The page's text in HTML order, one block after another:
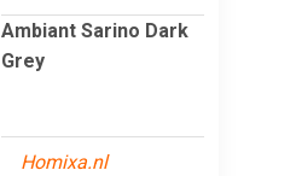
Ambiant Sarino Dark
Grey
Homixa.nl